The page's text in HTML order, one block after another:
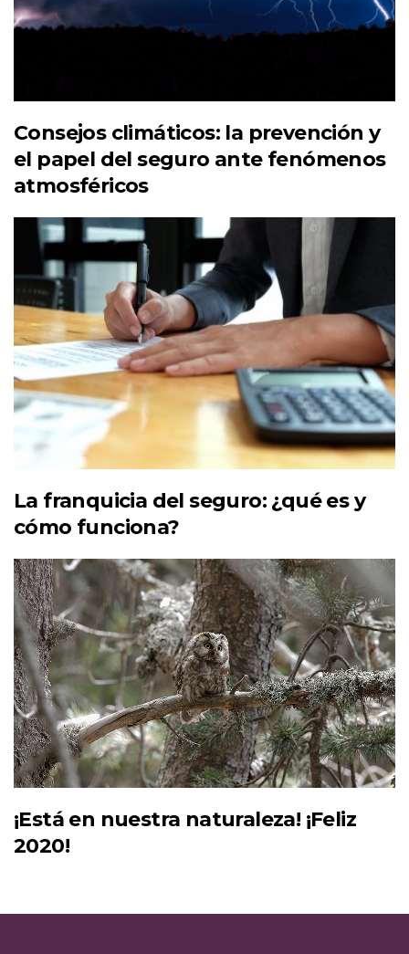
Consejos climáticos: la prevención y
el papel del seguro ante fenómenos
atmosféricos
La franquicia del seguro: ¿qué es y
cómo funciona?
¡Está en nuestra naturaleza! ¡Feliz
2020!